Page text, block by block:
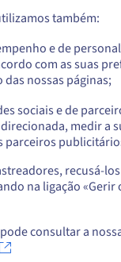
da data de expiração
também:
e de
com as suas
nossas páginas;
sociais e de
medir a
parceiros
recusá-
na ligação «Gerir
consultar a